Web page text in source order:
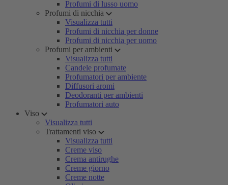
Profumi di lusso uomo
Profumi di nicchia
Visualizza tutti
Profumi di nicchia per donne
Profumi di nicchia per uomo
Profumi per ambienti
Visualizza tutti
Candele profumate
Profumatori per ambiente
Diffusori aromi
Deodoranti per ambienti
Profumatori auto
Viso
Visualizza tutti
Trattamenti viso
Visualizza tutti
Creme viso
Crema antirughe
Creme giorno
Creme notte